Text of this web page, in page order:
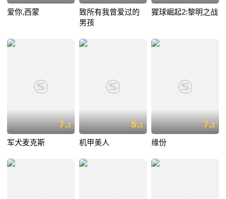
爱你,西蒙
致所有我曾爱过的
男孩
猩球崛起2:黎明之战
7.3
军犬麦克斯
5.1
机甲美人
7.2
缘份